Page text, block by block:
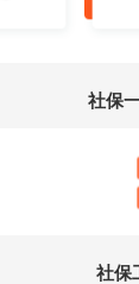
社保
社保